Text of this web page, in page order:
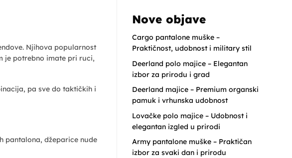
Njihova popularnost
je potrebno imate pri ruci,
pa sve do taktičkih i
pantalona, džeparice nude
Nove objave
Cargo pantalone muške –
Praktičnost, udobnost i military stil
Deerland polo majice – Elegantan
izbor za prirodu i grad
Deerland majice – Premium organski
pamuk i vrhunska udobnost
Lovačke polo majice – Udobnost i
elegantan izgled u prirodi
Army pantalone muške – Praktičan
izbor za svaki dan i prirodu